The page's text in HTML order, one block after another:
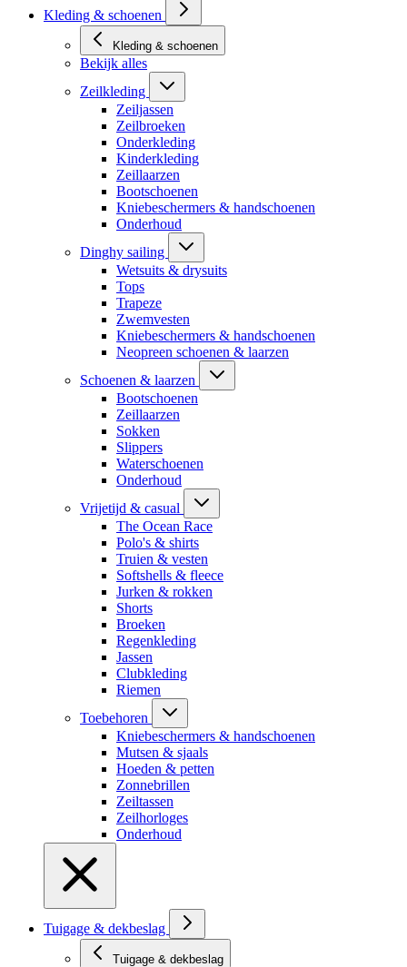
Kleding & schoenen
Kleding & schoenen
Bekijk alles
Zeilkleding
Zeiljassen
Zeilbroeken
Onderkleding
Kinderkleding
Zeillaarzen
Bootschoenen
Kniebeschermers & handschoenen
Onderhoud
Dinghy sailing
Wetsuits & drysuits
Tops
Trapeze
Zwemvesten
Kniebeschermers & handschoenen
Neopreen schoenen & laarzen
Schoenen & laarzen
Bootschoenen
Zeillaarzen
Sokken
Slippers
Waterschoenen
Onderhoud
Vrijetijd & casual
The Ocean Race
Polo's & shirts
Truien & vesten
Softshells & fleece
Jurken & rokken
Shorts
Broeken
Regenkleding
Jassen
Clubkleding
Riemen
Toebehoren
Kniebeschermers & handschoenen
Mutsen & sjaals
Hoeden & petten
Zonnebrillen
Zeiltassen
Zeilhorloges
Onderhoud
Tuigage & dekbeslag
Tuigage & dekbeslag